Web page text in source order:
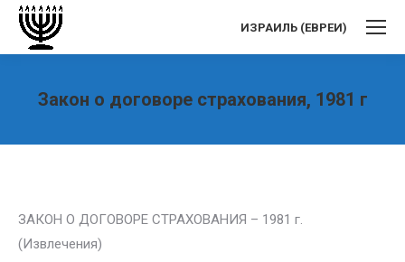
ИЗРАИЛЬ (ЕВРЕИ)
Закон о договоре страхования, 1981 г
ЗАКОН О ДОГОВОРЕ СТРАХОВАНИЯ – 1981 г.
(Извлечения)